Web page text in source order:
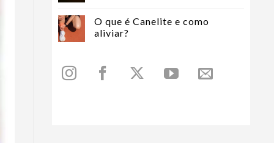
O que é Canelite e como
aliviar?